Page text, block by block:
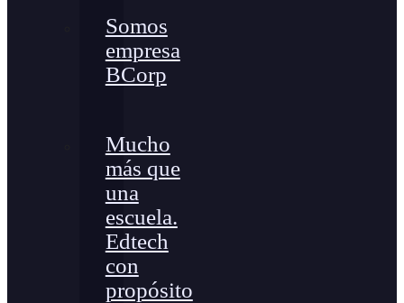
Somos
empresa
BCorp
Mucho
más que
una
escuela.
Edtech
con
propósito